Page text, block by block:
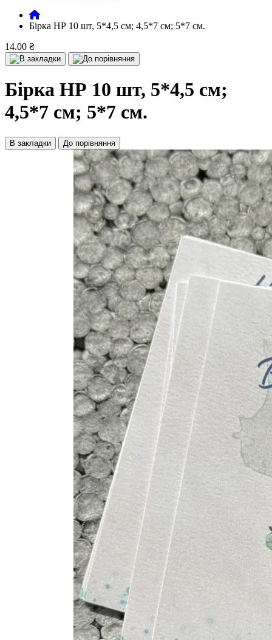
Бірка НР 10 шт, 5*4,5 см; 4,5*7 см; 5*7 см.
14.00 ₴
Бірка НР 10 шт, 5*4,5 см;
4,5*7 см; 5*7 см.
В закладки До порівняння